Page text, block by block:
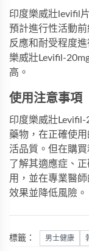
印度樂威壯levifil
預計進行性活動
反應和耐受程度
樂威壯Levifil-
高。
使用注意事項
印度樂威壯
藥物，在正確使
活品質。但在購
了解其適應症、
用，並在專業醫
效果並降低風險。
標籤： 男士健康